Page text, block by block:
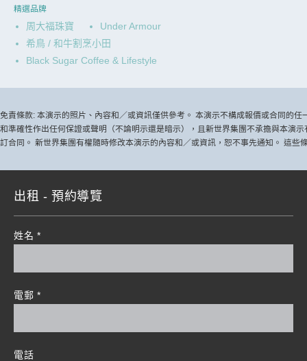
精選品牌
周大福珠寶
Under Armour
希鳥 / 和牛割烹小田
Black Sugar Coffee & Lifestyle
免責條款: 本演示的照片、內容和／或資訊僅供參考。 本演示不構成報價或合同的
和準確性作出任何保證或聲明（不論明示還是暗示），且新世界集團不承擔與本演
訂合同。 新世界集團有權隨時修改本演示的內容和／或資訊，恕不事先通知。 這些
出租 - 預約導覽
姓名 *
電郵 *
電話